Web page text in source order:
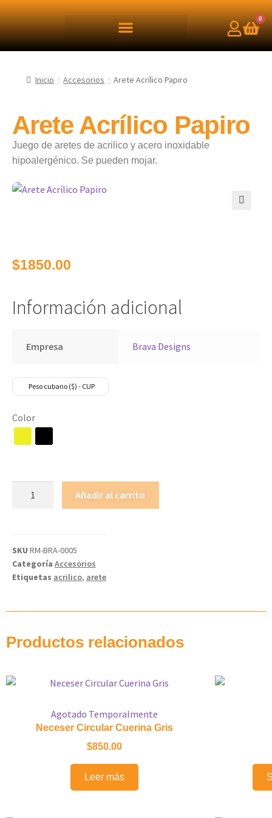
0
Inicio Accesorios Arete Acrílico Papiro
Arete Acrílico Papiro
Juego de aretes de acrilico y acero inoxidable
hipoalergénico. Se pueden mojar.
$1850.00
Información adicional
Empresa Brava Designs
Peso cubano ($) - CUP
Color
Añadir al carrito
SKU RM-BRA-0005
Categoría Accesorios
Etiquetas acrilico, arete
Productos relacionados
Agotado Temporalmente
Neceser Circular Cuerina Gris
$850.00
Leer más